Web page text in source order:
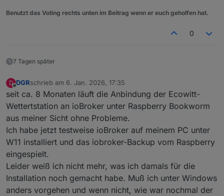
Benutzt das Voting rechts unten im Beitrag wenn er euch geholfen hat.
0
7 Tagen später
D
Offline
DGRschrieb am 6. Jan. 2026, 17:35
zuletzt editiert von
seit ca. 8 Monaten läuft die Anbindung der Ecowitt-
Wettertstation an ioBroker unter Raspberry Bookworm
aus meiner Sicht ohne Probleme.
Ich habe jetzt testweise ioBroker auf meinem PC unter
W11 installiert und das iobroker-Backup vom Raspberry
eingespielt.
Leider weiß ich nicht mehr, was ich damals für die
Installation noch gemacht habe. Muß ich unter Windows
anders vorgehen und wenn nicht, wie war nochmal der